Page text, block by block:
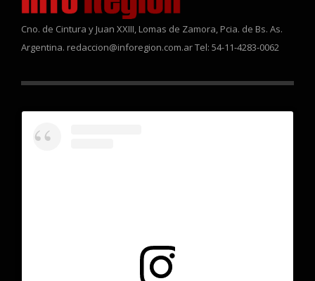
Cno. de Cintura y Juan XXIII, Lomas de Zamora, Pcia. de Bs. As.
Argentina. redaccion@inforegion.com.ar Tel: 54-11-4283-0062